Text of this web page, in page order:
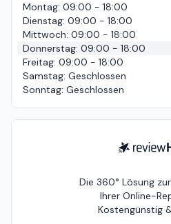
Montag: 09:00 - 18:00
Dienstag: 09:00 - 18:00
Mittwoch: 09:00 - 18:00
Donnerstag: 09:00 - 18:00
Freitag: 09:00 - 18:00
Samstag: Geschlossen
Sonntag: Geschlossen
ReviewHero
Die 360° Lösung
Ihrer Online-
Kostengünstig